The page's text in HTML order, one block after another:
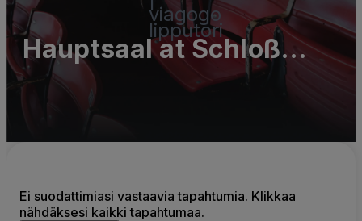
viagogo
lipputori
Hauptsaal at Schloß
Hundisburg - Complex
Ei suodattimiasi vastaavia tapahtumia. Klikkaa
nähdäksesi kaikki tapahtumaa.